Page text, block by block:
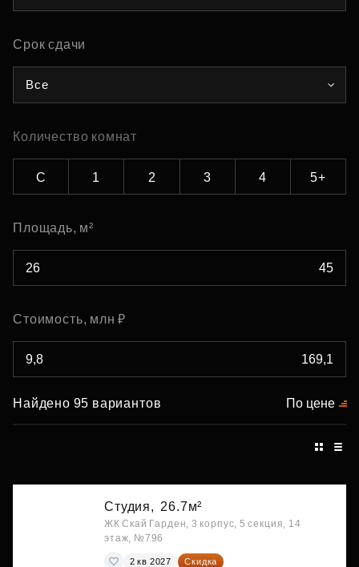
Срок сдачи
Все
Количество комнат
С 1 2 3 4 5+
Площадь, м²
Стоимость, млн ₽
Найдено 95 вариантов По цене
Студия, 26.7м²
ЖК Скай Гарден, 3 корпус, 5 секция, 14
этаж, №796
2 кв 2027
Скидка